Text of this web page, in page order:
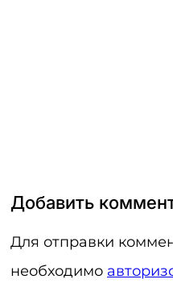
Добавить
Для отправки
необходимо